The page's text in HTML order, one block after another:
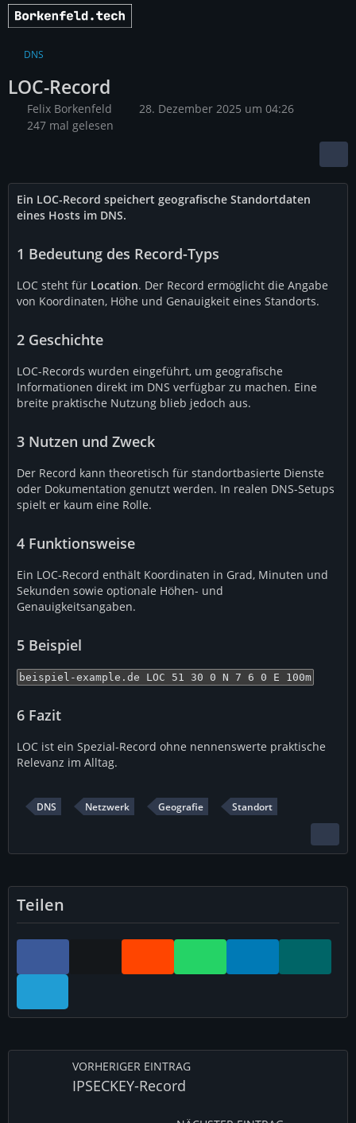
DNS
LOC-Record
Felix Borkenfeld
28. Dezember 2025 um 04:26
247 mal gelesen
Ein LOC-Record speichert geografische Standortdaten
eines Hosts im DNS.
1 Bedeutung des Record-Typs
LOC steht für Location. Der Record ermöglicht die Angabe
von Koordinaten, Höhe und Genauigkeit eines Standorts.
2 Geschichte
LOC-Records wurden eingeführt, um geografische
Informationen direkt im DNS verfügbar zu machen. Eine
breite praktische Nutzung blieb jedoch aus.
3 Nutzen und Zweck
Der Record kann theoretisch für standortbasierte Dienste
oder Dokumentation genutzt werden. In realen DNS-Setups
spielt er kaum eine Rolle.
4 Funktionsweise
Ein LOC-Record enthält Koordinaten in Grad, Minuten und
Sekunden sowie optionale Höhen- und
Genauigkeitsangaben.
5 Beispiel
beispiel-example.de LOC 51 30 0 N 7 6 0 E 100m
6 Fazit
LOC ist ein Spezial-Record ohne nennenswerte praktische
Relevanz im Alltag.
DNS Netzwerk Geografie Standort
Teilen
VORHERIGER EINTRAG
IPSECKEY-Record